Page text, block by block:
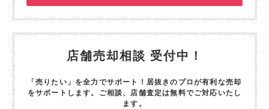
店舗売却相談 受付中！
「売りたい」を全力でサポート！ 居抜きのプロが有利な売却
をサポートします。 ご相談、店舗査定は無料でご対応いたし
ます。